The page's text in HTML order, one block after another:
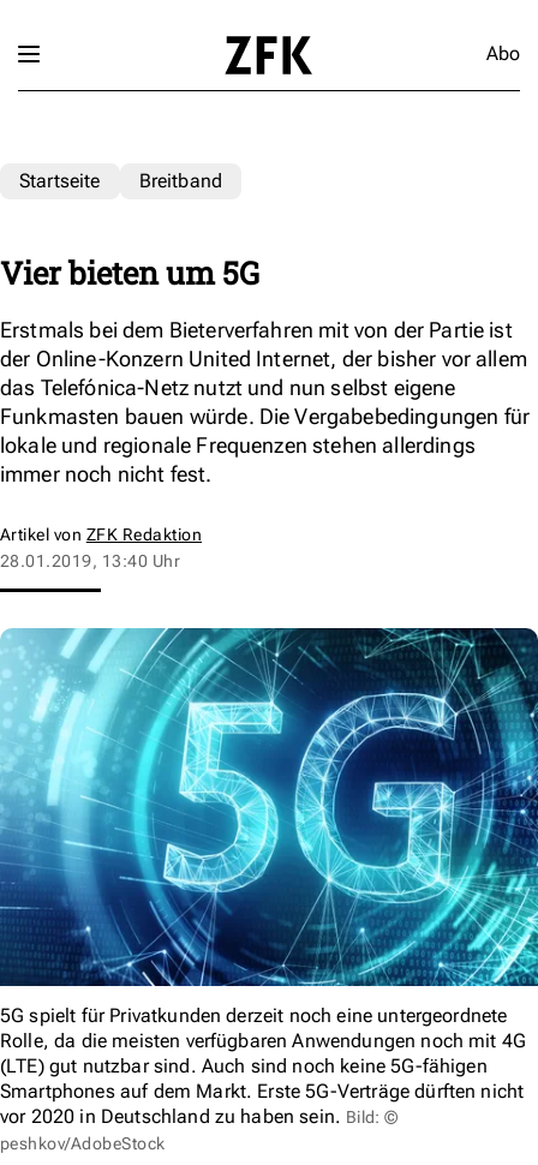
Abo
Startseite Breitband
Vier bieten um 5G
Erstmals bei dem Bieterverfahren mit von der Partie ist
der Online-Konzern United Internet, der bisher vor allem
das Telefónica-Netz nutzt und nun selbst eigene
Funkmasten bauen würde. Die Vergabebedingungen für
lokale und regionale Frequenzen stehen allerdings
immer noch nicht fest.
Artikel von ZFK Redaktion
28.01.2019, 13:40 Uhr
5G spielt für Privatkunden derzeit noch eine untergeordnete
Rolle, da die meisten verfügbaren Anwendungen noch mit 4G
(LTE) gut nutzbar sind. Auch sind noch keine 5G-fähigen
Smartphones auf dem Markt. Erste 5G-Verträge dürften nicht
vor 2020 in Deutschland zu haben sein. Bild: ©
peshkov/AdobeStock